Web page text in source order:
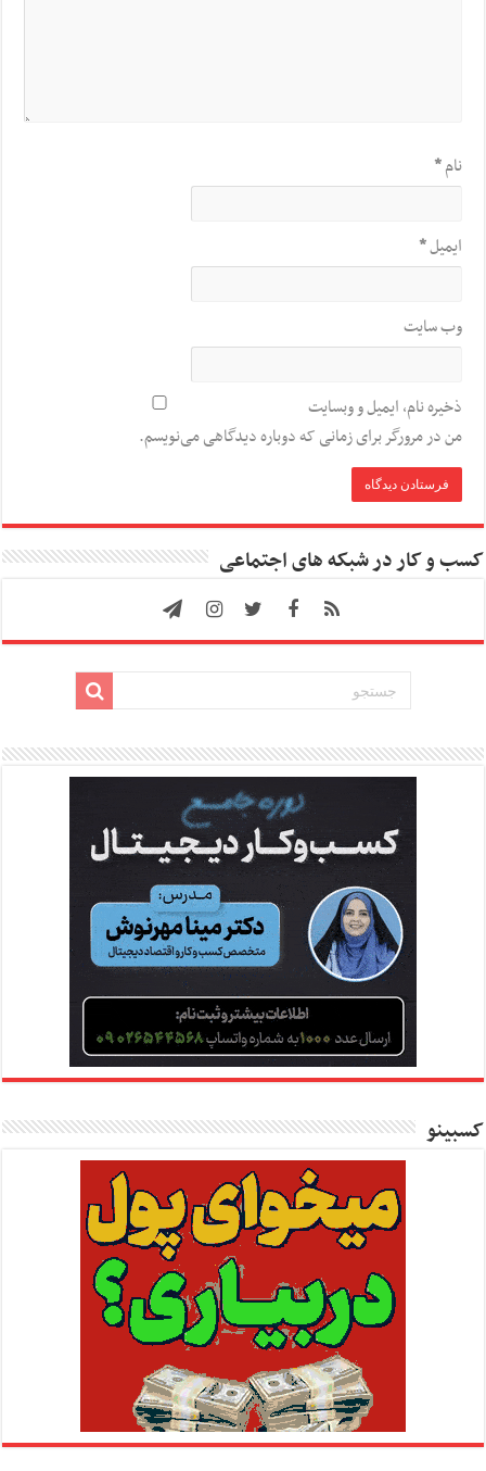
نام*
ایمیل*
وب‌ سایت
ذخیره نام، ایمیل و وبسایت
من در مرورگر برای زمانی که دوباره دیدگاهی می‌نویسم.
کسب و کار در شبکه های اجتماعی
کسبینو